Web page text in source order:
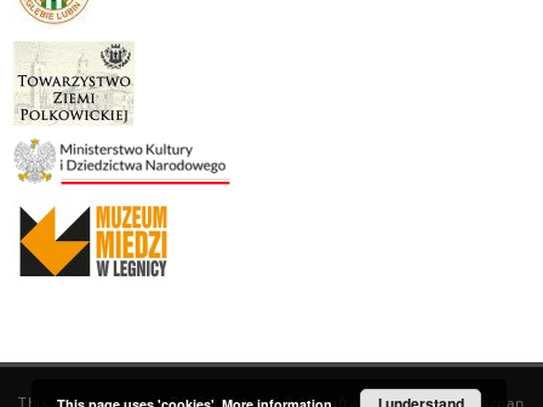
This service runs onDInGO dLibra 6.3.19software created by Poznan